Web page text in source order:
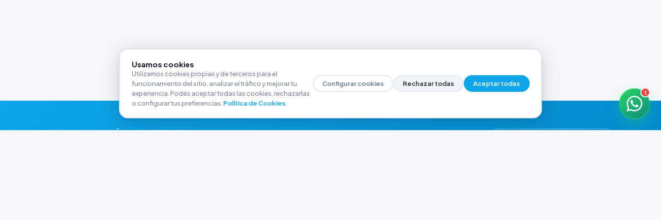
FERRETERÍA ARGENTINA
1
Usamos cookies
Utilizamos cookies propias y de terceros para el
funcionamiento del sitio, analizar el tráfico y mejorar tu
experiencia. Podés aceptar todas las cookies, rechazarlas
o configurar tus preferencias. Política de Cookies.
Configurar cookies Rechazar todas Aceptar todas